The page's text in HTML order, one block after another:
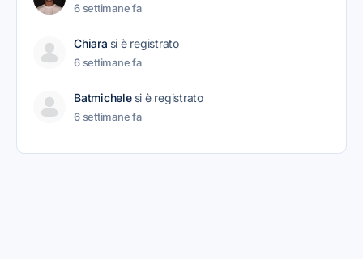
6 settimane fa
Chiara si è registrato
6 settimane fa
Batmichele si è registrato
6 settimane fa